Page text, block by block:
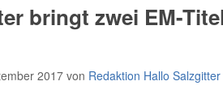
bringt zwei EM-
2017 von Redaktion Hallo Salzgitter